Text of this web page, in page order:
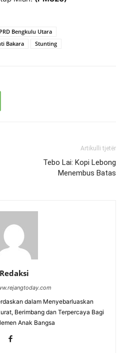
Bengkulu Utara
Bakara Stunting
Artikulli tjetër
Tebo Lai: Kopi Lebong
Menembus Batas
Redaksi
dalam Menyebarluaskan
Berimbang dan Terpercaya Bagi
Anak Bangsa